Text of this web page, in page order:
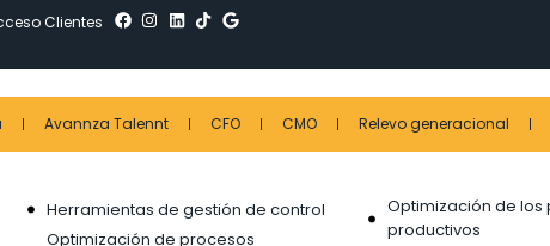
Clientes
Avannza Talennt CFO CMO Relevo generacional
Herramientas de gestión de control
Optimización de procesos
Optimización de los
productivos